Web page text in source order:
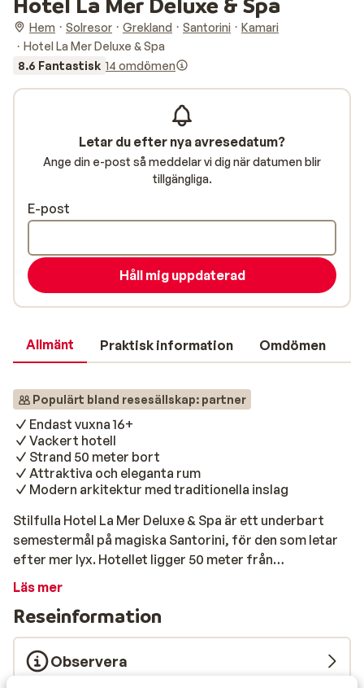
Hem Solresor Grekland Santorini
Kamari
Hotel La Mer Deluxe & Spa
8.6 Fantastisk 14 omdömen
Allmänt Praktisk information Omdömen
Populärt bland resesällskap: partner
Endast vuxna 16+
Vackert hotell
Strand 50 meter bort
Attraktiva och eleganta rum
Modern arkitektur med traditionella inslag
Stilfulla Hotel La Mer Deluxe & Spa är ett underbart
semestermål på magiska Santorini, för den som letar
efter mer lyx. Hotellet ligger 50 meter från
sandstranden i Kamari, men att sola vid en av de två
chica arkitekturen är verkligen vacker. Den vita
exteriören gör det ännu vitare med det klarblå
poolvattnet, trädgårdens grönska och de grå
naturstenarna. Rummen känns som en oas av lugn.
Läs mer
Reseinformation
Observera
Letar du efter nya avresedatum?
Ange din e-post så meddelar vi dig när datumen blir
tillgängliga.
E-post
Håll mig uppdaterad